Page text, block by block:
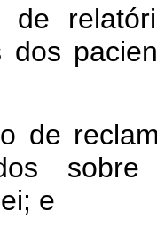
de
dos
de
e